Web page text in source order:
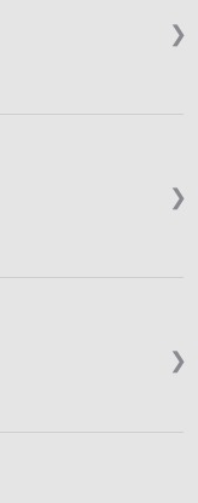
❯
❯
❯